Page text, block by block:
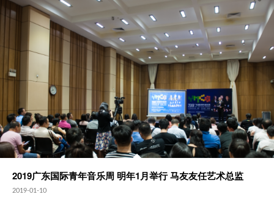
2019广东国际青年音乐周 明年1月举行 马友友任艺术总监
2019-01-10